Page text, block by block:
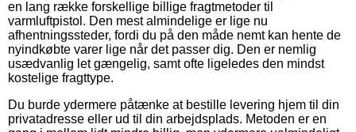
en lang række forskellige billige fragtmetoder til
varmluftpistol. Den mest almindelige er lige nu
afhentningssteder, fordi du på den måde nemt kan hente de
nyindkøbte varer lige når det passer dig. Den er nemlig
usædvanlig let gængelig, samt ofte ligeledes den mindst
kostelige fragttype.
Du burde ydermere påtænke at bestille levering hjem til din
privatadresse eller ud til din arbejdsplads. Metoden er en